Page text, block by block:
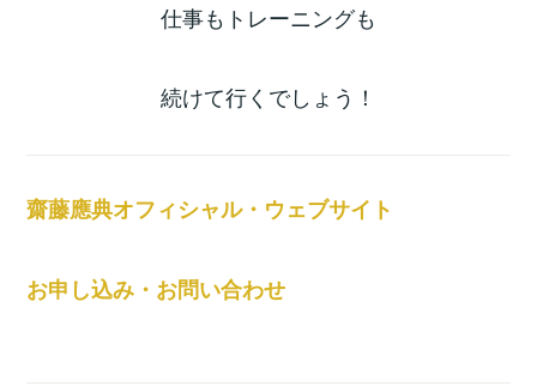
仕事もトレーニングも
続けて行くでしょう！
齋藤應典オフィシャル・ウェブサイト
お申し込み・お問い合わせ